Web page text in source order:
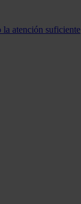
la atención suficiente